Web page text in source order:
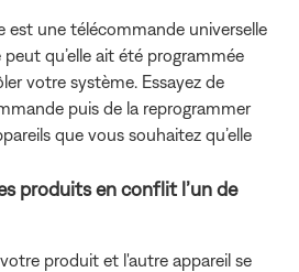
est une télécommande universelle
qu’elle ait été programmée
votre système. Essayez de
puis de la reprogrammer
que vous souhaitez qu’elle
produits en conflit l’un de
produit et l'autre appareil se